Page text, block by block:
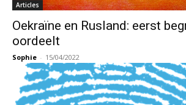
Articles
Oekraïne en Rusland: eerst
oordeelt
Sophie - 15/04/2022